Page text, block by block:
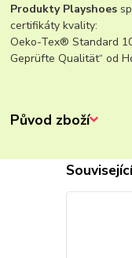
Produkty Playshoes
certifikáty kvality:
Oeko-Tex® Standard
Geprüfte Qualität“ od
Původ zboží